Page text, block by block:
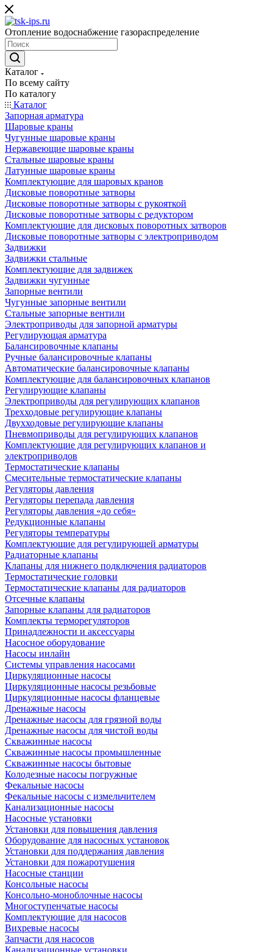
Отопление водоснабжение газораспределение
Каталог
По всему сайту
По каталогу
Каталог
Запорная арматура
Шаровые краны
Чугунные шаровые краны
Нержавеющие шаровые краны
Стальные шаровые краны
Латунные шаровые краны
Комплектующие для шаровых кранов
Дисковые поворотные затворы
Дисковые поворотные затворы с рукояткой
Дисковые поворотные затворы с редуктором
Комплектующие для дисковых поворотных затворов
Дисковые поворотные затворы с электроприводом
Задвижки
Задвижки стальные
Комплектующие для задвижек
Задвижки чугунные
Запорные вентили
Чугунные запорные вентили
Стальные запорные вентили
Электроприводы для запорной арматуры
Регулирующая арматура
Балансировочные клапаны
Ручные балансировочные клапаны
Автоматические балансировочные клапаны
Комплектующие для балансировочных клапанов
Регулирующие клапаны
Электроприводы для регулирующих клапанов
Трехходовые регулирующие клапаны
Двухходовые регулирующие клапаны
Пневмоприводы для регулирующих клапанов
Комплектующие для регулирующих клапанов и
электроприводов
Термостатические клапаны
Смесительные термостатические клапаны
Регуляторы давления
Регуляторы перепада давления
Регуляторы давления «до себя»
Редукционные клапаны
Регуляторы температуры
Комплектующие для регулирующей арматуры
Радиаторные клапаны
Клапаны для нижнего подключения радиаторов
Термостатические головки
Термостатические клапаны для радиаторов
Отсечные клапаны
Запорные клапаны для радиаторов
Комплекты терморегуляторов
Принадлежности и аксессуары
Насосное оборудование
Насосы инлайн
Системы управления насосами
Циркуляционные насосы
Циркуляционные насосы резьбовые
Циркуляционные насосы фланцевые
Дренажные насосы
Дренажные насосы для грязной воды
Дренажные насосы для чистой воды
Скважинные насосы
Скважинные насосы промышленные
Скважинные насосы бытовые
Колодезные насосы погружные
Фекальные насосы
Фекальные насосы с измельчителем
Канализационные насосы
Насосные установки
Установки для повышения давления
Оборудование для насосных установок
Установки для поддержания давления
Установки для пожаротушения
Насосные станции
Консольные насосы
Консольно-моноблочные насосы
Многоступенчатые насосы
Комплектующие для насосов
Вихревые насосы
Запчасти для насосов
Канализационные установки